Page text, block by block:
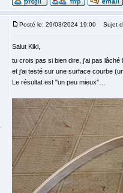
Posté le: 29/03/2024 19:00 Sujet
Salut Kiki,
tu crois pas si bien dire, j'ai pas lâché
et j'ai testé sur une surface courbe
Le résultat est "un peu mieux"…